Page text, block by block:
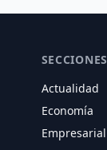
SECCIONES
Actualidad
Economía
Empresarial